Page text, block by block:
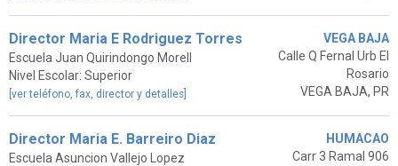
Director Maria E Rodriguez Torres
Escuela Juan Quirindongo Morell
Nivel Escolar: Superior
[ver teléfono, fax, director y detalles]
VEGA BAJA
Calle Q Fernal Urb El
Rosario
VEGA BAJA, PR
Director Maria E. Barreiro Diaz
Escuela Asuncion Vallejo Lopez
HUMACAO
Carr 3 Ramal 906